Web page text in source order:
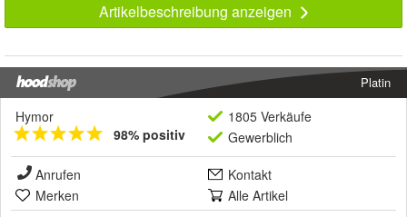
Artikelbeschreibung anzeigen
Platin
Hymor
98% positiv
1805 Verkäufe
Gewerblich
Anrufen
Kontakt
Merken
Alle Artikel